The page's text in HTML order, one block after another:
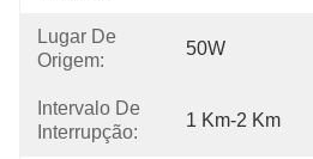
Lugar De
Origem:
50W
Intervalo De
Interrupção:
1 Km-2 Km